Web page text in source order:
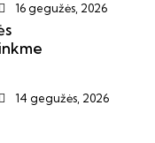
16 gegužės, 2026
14 gegužės, 2026